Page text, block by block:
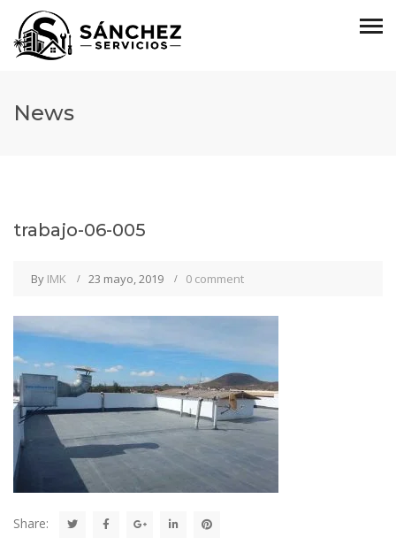
News
trabajo-06-005
By IMK 23 mayo, 2019 0 comment
Share: